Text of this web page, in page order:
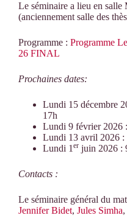
Le séminaire a lieu en salle
(anciennement salle des
Programme : Programme
26 FINAL
Prochaines dates:
Lundi 15 décembre
17h
Lundi 9 février 2026
Lundi 13 avril 2026 :
Lundi 1 er juin 2026 :
Contacts :
Le séminaire général du
Jennifer Bidet, Jules Simha,